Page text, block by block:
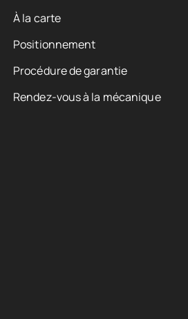
À la carte
Positionnement
Procédure de garantie
Rendez-vous à la mécanique